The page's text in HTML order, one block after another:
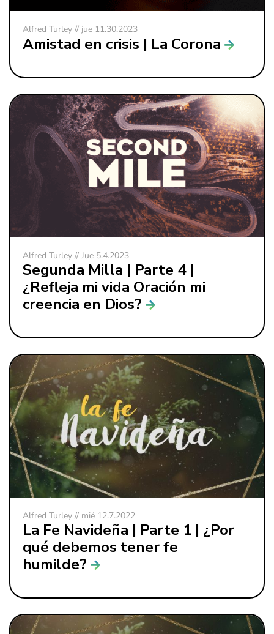
Alfred Turley // jue 11.30.2023
Amistad en crisis | La Corona
Alfred Turley // Jue 5.4.2023
Segunda Milla | Parte 4 |
¿Refleja mi vida Oración mi
creencia en Dios?
Alfred Turley // mié 12.7.2022
La Fe Navideña | Parte 1 | ¿Por
qué debemos tener fe
humilde?